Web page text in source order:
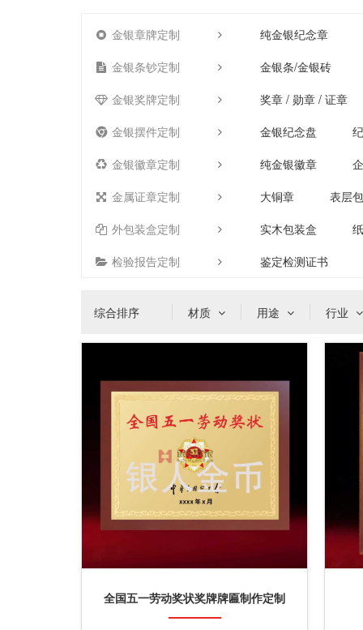
金银章牌定制
纯金银纪念章
金银条钞定制
金银条/金银砖
金银奖牌定制
奖章 / 勋章 / 证章
金银摆件定制
金银纪念盘
金银徽章定制
纯金银徽章
金属证章定制
大铜章
表层
外包装盒定制
实木包装盒
检验报告定制
鉴定检测证书
综合排序 材质 用途 行业
全国五一劳动奖状奖牌牌匾制作定制